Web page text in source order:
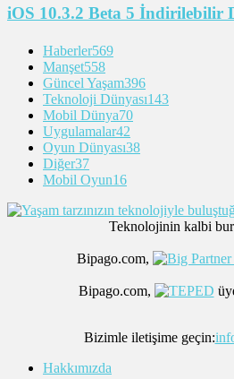
iOS 10.3.2 Beta 5 İndirilebilir
Haberler569
Manşet558
Güncel Yaşam396
Teknoloji Dünyası143
Mobil Dünya70
Uygulamalar42
Oyun Dünyası38
Diğer37
Mobil Oyun16
Teknolojinin kalbi
Bipago.com,
Bipago.com,
Bizimle iletişime geçin:
Hakkımızda